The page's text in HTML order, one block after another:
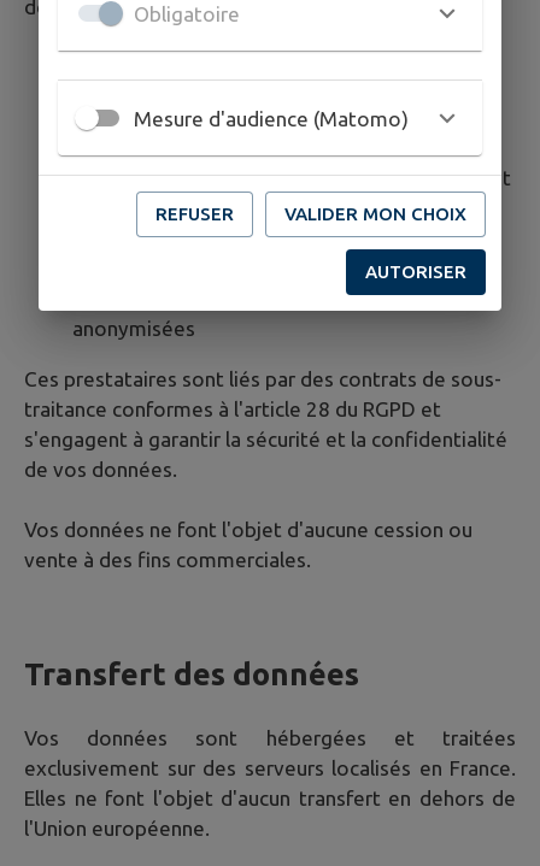
données dans le cadre strict de leurs missions :
IntraMuros SAS : édition et hébergement du
site internet
Localisation : Serveurs hébergés par AWS
Mission : maintenance technique, hébergement
Matomo: solution de mesure d'audience
Mission : statistiques de fréquentation
anonymisées
Ces prestataires sont liés par des contrats de sous-
traitance conformes à l'article 28 du RGPD et
s'engagent à garantir la sécurité et la confidentialité
de vos données.
Vos données ne font l'objet d'aucune cession ou
vente à des fins commerciales.
Transfert des données
Vos données sont hébergées et traitées
exclusivement sur des serveurs localisés en France.
Elles ne font l'objet d'aucun transfert en dehors de
l'Union européenne.
Obligatoire
Mesure d'audience (Matomo)
REFUSER VALIDER MON CHOIX
AUTORISER